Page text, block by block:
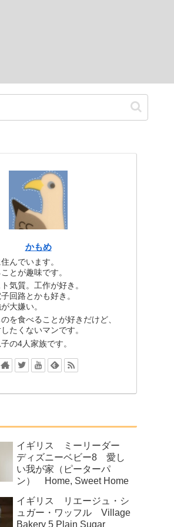
かもめ
んでいます。
とが趣味です。
気質。工作が好き。
回路とかも好き。
大嫌い。
を食べることが好きだけど、
たくないマンです。
の4人家族です。
イギリス ミーリーダー
ディズニーベビー8 愛し
い我が家（ピーターパ
ン） Home, Sweet Home
イギリス リエージュ・シ
ュガー・ワッフル Village
Bakery 5 Plain Sugar